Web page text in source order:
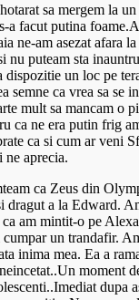
sa mergem la
a facut putina
ne-am asezat afara
nu puteam sta
dispozitie un loc pe
semne ca vrea sa se
mult sa mancam o
ca ne era putin frig
ca si cum ar veni
ne aprecia.
ca Zeus din
dragut a la Edward.
am mintit-o pe
un trandafir.
inima mea. Ea a
moment
dupa